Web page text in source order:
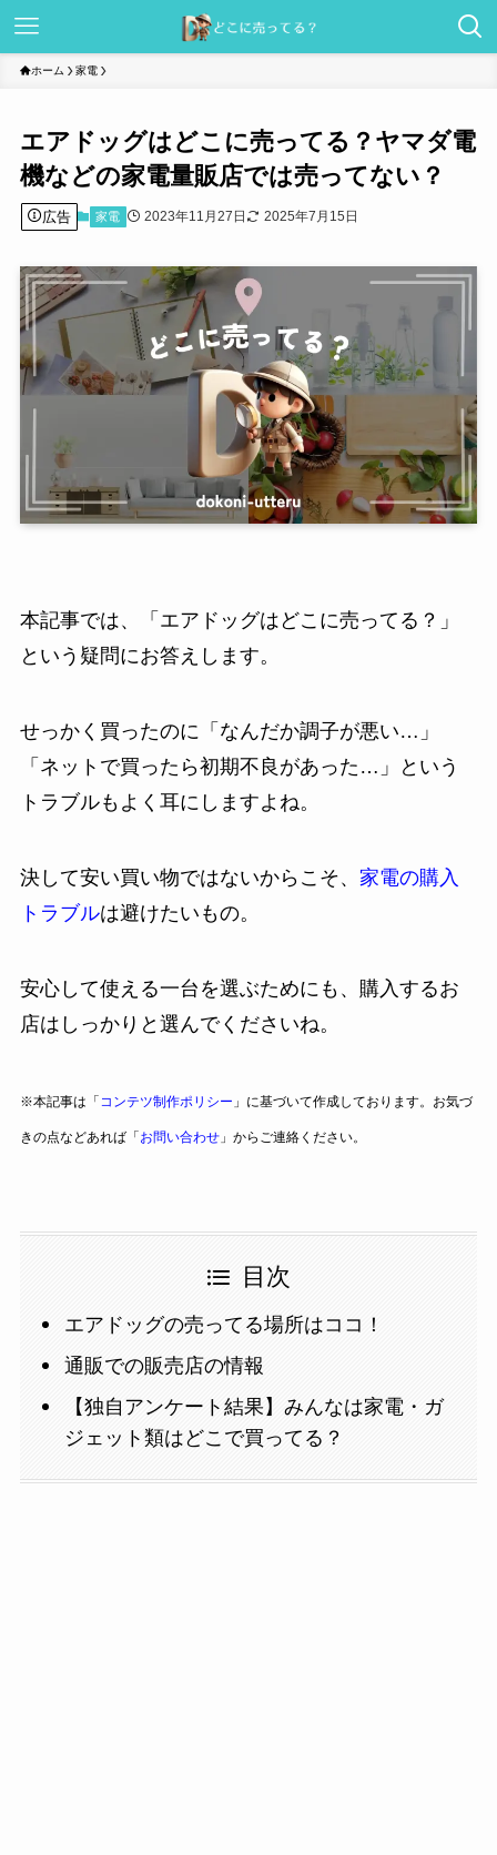
ホーム 家電
エアドッグはどこに売ってる？ヤマダ電
機などの家電量販店では売ってない？
広告 家電 2023年11月27日 2025年7月15日
本記事では、「エアドッグはどこに売ってる？」
という疑問にお答えします。
せっかく買ったのに「なんだか調子が悪い…」
「ネットで買ったら初期不良があった…」という
トラブルもよく耳にしますよね。
決して安い買い物ではないからこそ、 家電の購入
トラブルは避けたいもの。
安心して使える一台を選ぶためにも、購入するお
店はしっかりと選んでくださいね。
※本記事は「 コンテツ制作ポリシー 」に基づいて作成しております。お気づ
きの点などあれば「お問い合わせ」からご連絡ください。
目次
エアドッグの売ってる場所はココ！
通販での販売店の情報
【独自アンケート結果】みんなは家電・ガ
ジェット類はどこで買ってる？